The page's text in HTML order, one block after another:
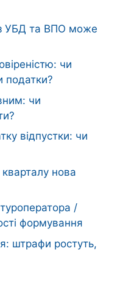
УБД та ВПО може
чи
податки?
чи
відпустки: чи
нова
/
формування
штрафи ростуть,